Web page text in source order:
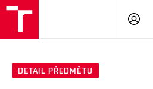
DETAIL PŘEDMĚTU